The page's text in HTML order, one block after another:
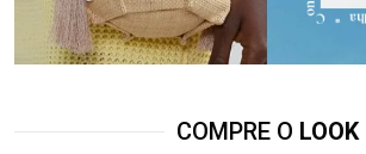
COMPRE O LOOK